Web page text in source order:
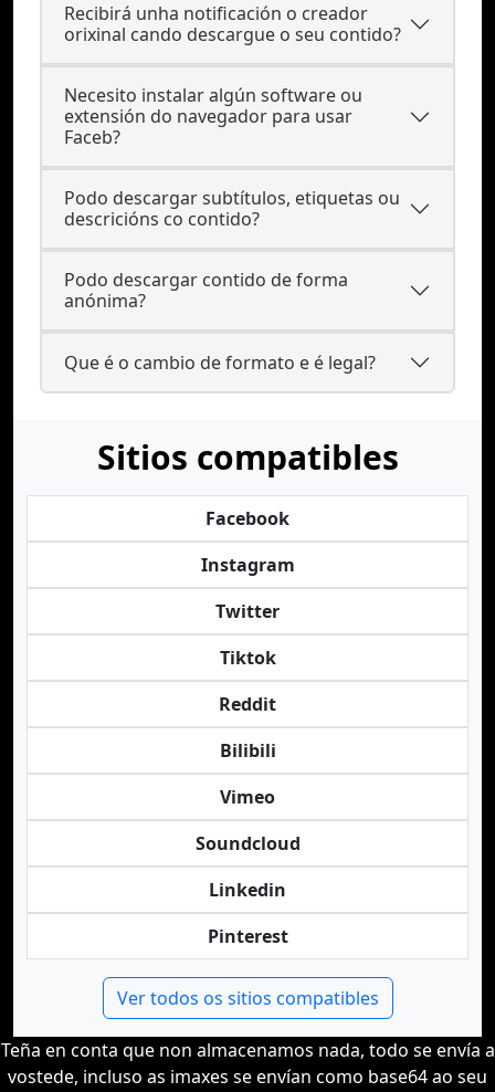
Recibirá unha notificación o creador
orixinal cando descargue o seu contido?
Necesito instalar algún software ou
extensión do navegador para usar
Faceb?
Podo descargar subtítulos, etiquetas ou
descricións co contido?
Podo descargar contido de forma
anónima?
Que é o cambio de formato e é legal?
Sitios compatibles
Facebook
Instagram
Twitter
Tiktok
Reddit
Bilibili
Vimeo
Soundcloud
Linkedin
Pinterest
Ver todos os sitios compatibles
Teña en conta que non almacenamos nada, todo se envía a
vostede, incluso as imaxes se envían como base64 ao seu